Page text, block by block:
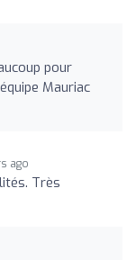
pour
Mauriac
ago
Très